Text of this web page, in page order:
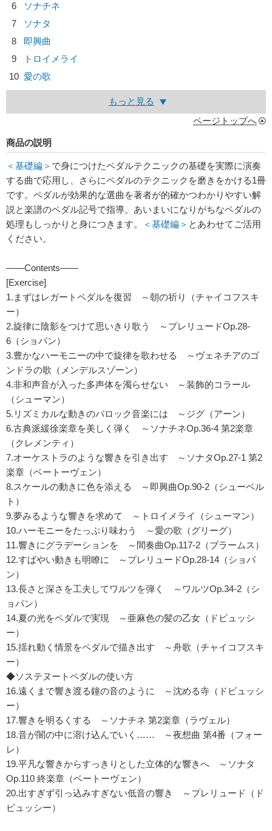
6
ソナチネ
7
ソナタ
8
即興曲
9
トロイメライ
10 愛の歌
もっと見る
ページトップへ
商品の説明
＜基礎編＞ で身につけたペダルテクニックの基礎を実際に演奏
する曲で応用し、さらにペダルのテクニックを磨きをかける1冊
です。ペダルが効果的な選曲を著者が的確かつわかりやすい解
説と楽譜のペダル記号で指導。あいまいになりがちなペダルの
処理もしっかりと身につきます。
＜基礎編＞ とあわせてご活用
ください。
――Contents――
[Exercise]
1.まずはレガートペダルを復習 ～朝の祈り（チャイコフスキ
ー）
2.旋律に陰影をつけて思いきり歌う ～プレリュードOp.28-
6（ショパン）
3.豊かなハーモニーの中で旋律を歌わせる ～ヴェネチアのゴ
ンドラの歌（メンデルスゾーン）
4.非和声音が入った多声体を濁らせない ～装飾的コラール
（シューマン）
5.リズミカルな動きのバロック音楽には ～ジグ（アーン）
6.古典派緩徐楽章を美しく弾く ～ソナチネOp.36-4 第2楽章
（クレメンティ）
7.オーケストラのような響きを引き出す ～ソナタOp.27-1 第2
楽章（ベートーヴェン）
8.スケールの動きに色を添える ～即興曲Op.90-2（シューベル
ト）
9.夢みるような響きを求めて ～トロイメライ（シューマン）
10.ハーモニーをたっぷり味わう ～愛の歌（グリーグ）
11.響きにグラデーションを ～間奏曲Op.117-2（ブラームス）
12.すばやい動きも明瞭に ～プレリュードOp.28-14（ショパ
ン）
13.長さと深さを工夫してワルツを弾く ～ワルツOp.34-2（シ
ョパン）
14.夏の光をペダルで実現 ～亜麻色の髪の乙女（ドビュッシ
ー）
15.揺れ動く情景をペダルで描き出す ～舟歌（チャイコフスキ
ー）
◆ソステヌートペダルの使い方
16.遠くまで響き渡る鐘の音のように ～沈める寺（ドビュッシ
ー）
17.響きを明るくする ～ソナチネ 第2楽章（ラヴェル）
18.音が闇の中に溶け込んでいく…… ～夜想曲 第4番（フォー
レ）
19.平凡な響きからすっきりとした立体的な響きへ ～ソナタ
Op.110 終楽章（ベートーヴェン）
20.出すぎず引っ込みすぎない低音の響き ～プレリュード（ド
ビュッシー）